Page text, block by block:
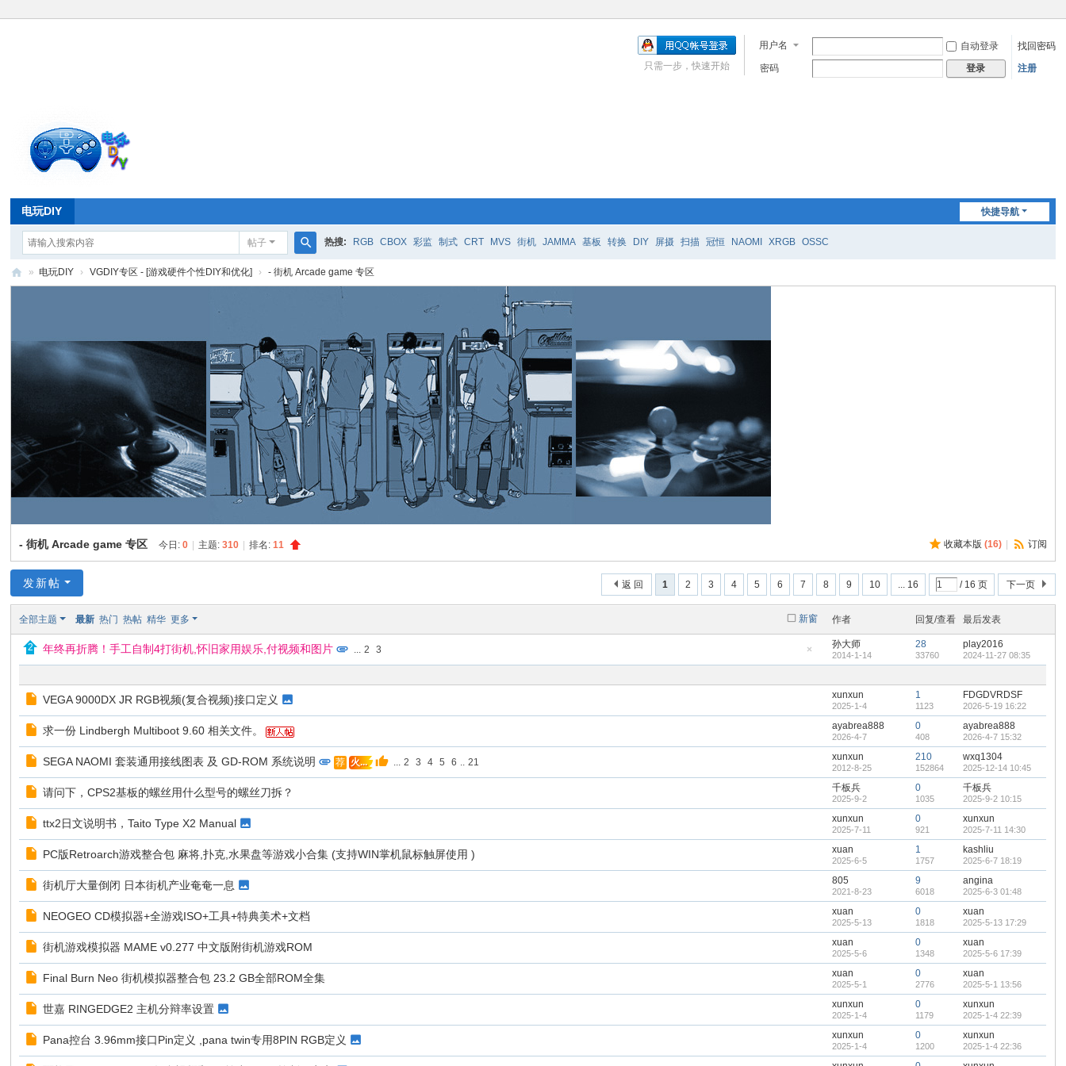
用户名 自动登录
找回密码
密码
登录 注册
只需一步，快速开始
快捷导航
电玩DIY
帖子
搜
索
热搜: RGB CBOX 彩监 制式 CRT MVS 街机 JAMMA 基板 转换 DIY 屏摄 扫描 冠恒 NAOMI XRGB OSSC
D
G
D
Y
] -
Vi
de
o
a
m
It
elf
» 电玩DIY › VGDIY专区 - [游戏硬件个性DIY和优化] › - 街机 Arcade game 专区
收藏本版 (16) 订阅
- 街机 Arcade game 专区 今日:0 主题:310 排名:11
1 2 3 4 5 6 7 8 9 10 ... 16 / 16 页 下一页
返 回
发新帖
新窗
全部主题 最新 热门 热帖 精华 更多 作者 回复/查看 最后发表
藏
顶
年终再折腾！手工自制4打街机,怀旧家用娱乐,付视频和图片 ... 2 3 孙大师
2014-1-14
28
33760
play2016
2024-11-27 08:35
VEGA 9000DX JR RGB视频(复合视频)接口定义 xunxun
2025-1-4
1
1123
FDGDVRDSF
2026-5-19 16:22
求一份 Lindbergh Multiboot 9.60 相关文件。 ayabrea888
2026-4-7
0
408
ayabrea888
2026-4-7 15:32
SEGA NAOMI 套装通用接线图表 及 GD-ROM 系统说明 荐 火... ... 2 3 4 5 6 .. 21 xunxun
2012-8-25
210
152864
wxq1304
2025-12-14 10:45
请问下，CPS2基板的螺丝用什么型号的螺丝刀拆？ 千板兵
2025-9-2
0
1035
千板兵
2025-9-2 10:15
ttx2日文说明书，Taito Type X2 Manual xunxun
2025-7-11
0
921
xunxun
2025-7-11 14:30
PC版Retroarch游戏整合包 麻将,扑克,水果盘等游戏小合集 (支持WIN掌机鼠标触屏使用 ) xuan
2025-6-5
1
1757
kashliu
2025-6-7 18:19
街机厅大量倒闭 日本街机产业奄奄一息 805
2021-8-23
9
6018
angina
2025-6-3 01:48
NEOGEO CD模拟器+全游戏ISO+工具+特典美术+文档 xuan
2025-5-13
0
1818
xuan
2025-5-13 17:29
街机游戏模拟器 MAME v0.277 中文版附街机游戏ROM xuan
2025-5-6
0
1348
xuan
2025-5-6 17:39
Final Burn Neo 街机模拟器整合包 23.2 GB全部ROM全集 xuan
2025-5-1
0
2776
xuan
2025-5-1 13:56
世嘉 RINGEDGE2 主机分辩率设置 xunxun
2025-1-4
0
1179
xunxun
2025-1-4 22:39
Pana控台 3.96mm接口Pin定义 ,pana twin专用8PIN RGB定义 xunxun
2025-1-4
0
1200
xunxun
2025-1-4 22:36